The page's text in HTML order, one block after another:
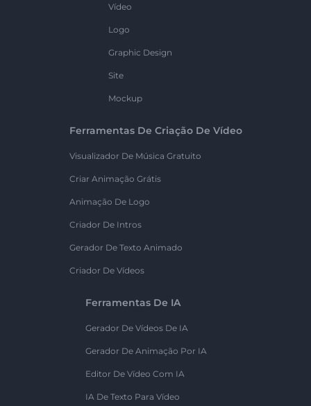
Vídeo
Logo
Graphic Design
Site
Mockup
Ferramentas De Criação De Vídeo
Visualizador De Música Gratuito
Criar Animação Grátis
Animação De Logo
Criador De Intros
Gerador De Texto Animado
Criador De Vídeos
Ferramentas De IA
Gerador De Vídeos De IA
Gerador De Animação Por IA
Editor De Vídeo Com IA
IA De Texto Para Vídeo